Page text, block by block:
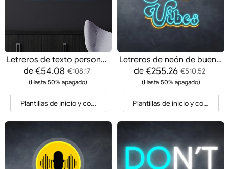
Letreros de texto personalizados
de€54.08 €108.17
(Hasta 50% apagado)
Plantillas de inicio y cotización
Letreros de neón de buenas vibraciones
de€255.26 €510.52
(Hasta 50% apagado)
Plantillas de inicio y cotización